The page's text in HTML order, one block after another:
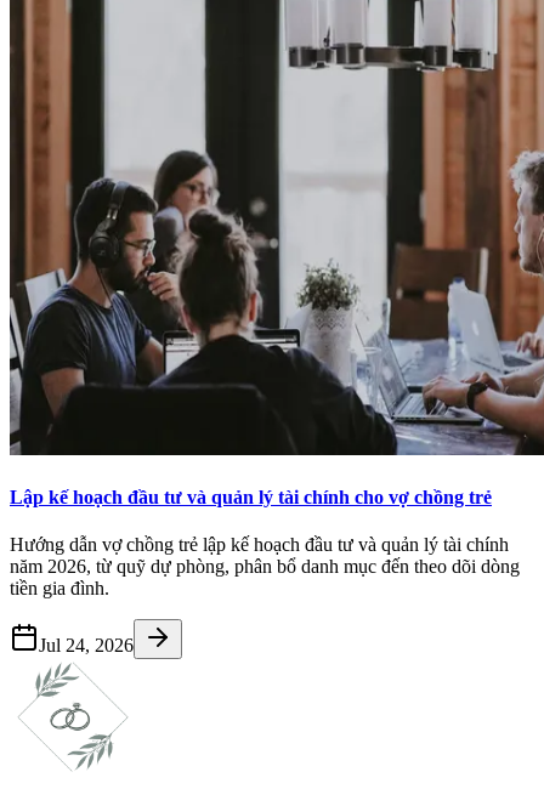
Lập kế hoạch đầu tư và quản lý tài chính cho vợ chồng trẻ
Hướng dẫn vợ chồng trẻ lập kế hoạch đầu tư và quản lý tài chính
năm 2026, từ quỹ dự phòng, phân bổ danh mục đến theo dõi dòng
tiền gia đình.
Jul 24, 2026